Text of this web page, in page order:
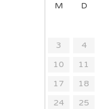
M D
3
4
10
11
17
18
24
25